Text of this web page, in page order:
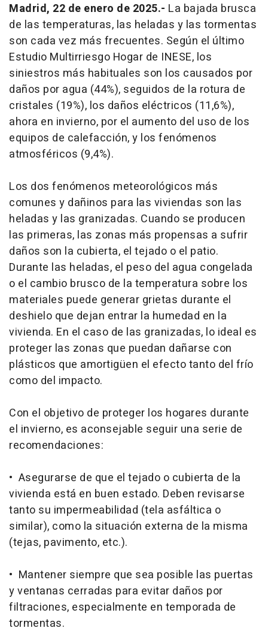
Madrid, 22 de enero de 2025.- La bajada brusca
de las temperaturas, las heladas y las tormentas
son cada vez más frecuentes. Según el último
Estudio Multirriesgo Hogar de INESE, los
siniestros más habituales son los causados por
daños por agua (44%), seguidos de la rotura de
cristales (19%), los daños eléctricos (11,6%),
ahora en invierno, por el aumento del uso de los
equipos de calefacción, y los fenómenos
atmosféricos (9,4%).
Los dos fenómenos meteorológicos más
comunes y dañinos para las viviendas son las
heladas y las granizadas. Cuando se producen
las primeras, las zonas más propensas a sufrir
daños son la cubierta, el tejado o el patio.
Durante las heladas, el peso del agua congelada
o el cambio brusco de la temperatura sobre los
materiales puede generar grietas durante el
deshielo que dejan entrar la humedad en la
vivienda. En el caso de las granizadas, lo ideal es
proteger las zonas que puedan dañarse con
plásticos que amortigüen el efecto tanto del frío
como del impacto.
Con el objetivo de proteger los hogares durante
el invierno, es aconsejable seguir una serie de
recomendaciones:
• Asegurarse de que el tejado o cubierta de la
vivienda está en buen estado. Deben revisarse
tanto su impermeabilidad (tela asfáltica o
similar), como la situación externa de la misma
(tejas, pavimento, etc.).
• Mantener siempre que sea posible las puertas
y ventanas cerradas para evitar daños por
filtraciones, especialmente en temporada de
tormentas.